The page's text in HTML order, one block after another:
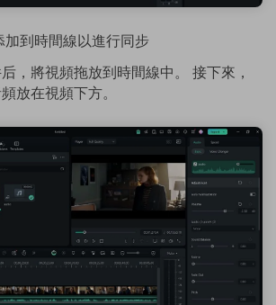
加到時間線以進行同步
，將視頻拖放到時間線中。 接下來，
放在視頻下方。